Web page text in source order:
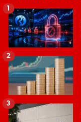
1
2
3